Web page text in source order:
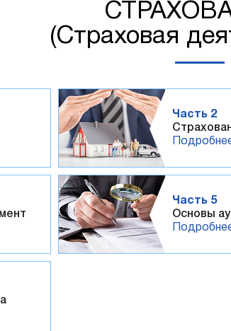
(Страховая
Часть 2
Часть 5
Основы